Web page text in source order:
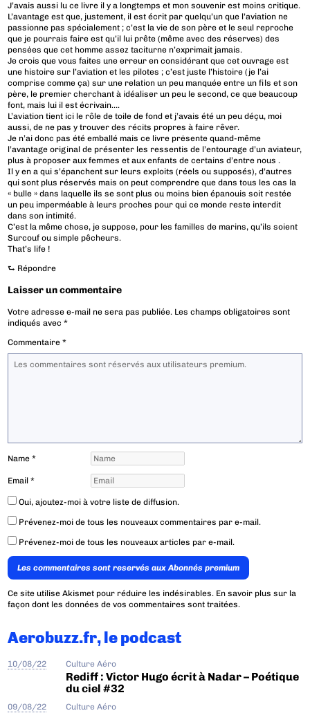
J’avais aussi lu ce livre il y a longtemps et mon souvenir est moins critique.
L’avantage est que, justement, il est écrit par quelqu’un que l’aviation ne
passionne pas spécialement ; c’est la vie de son père et le seul reproche
que je pourrais faire est qu’il lui prête (même avec des réserves) des
pensėes que cet homme assez taciturne n’exprimait jamais.
Je crois que vous faites une erreur en considérant que cet ouvrage est
une histoire sur l’aviation et les pilotes ; c’est juste l’histoire (je l’ai
comprise comme ça) sur une relation un peu manquée entre un fils et son
père, le premier cherchant à idéaliser un peu le second, ce que beaucoup
font, mais lui il est écrivain….
L’aviation tient ici le rôle de toile de fond et j’avais été un peu déçu, moi
aussi, de ne pas y trouver des récits propres à faire rêver.
Je n’ai donc pas été emballé mais ce livre prėsente quand-même
l’avantage original de présenter les ressentis de l’entourage d’un aviateur,
plus à proposer aux femmes et aux enfants de certains d’entre nous .
Il y en a qui s’épanchent sur leurs exploits (réels ou supposés), d’autres
qui sont plus réservés mais on peut comprendre que dans tous les cas la
« bulle » dans laquelle ils se sont plus ou moins bien épanouis soit restée
un peu imperméable à leurs proches pour qui ce monde reste interdit
dans son intimité.
C’est la même chose, je suppose, pour les familles de marins, qu’ils soient
Surcouf ou simple pêcheurs.
That’s life !
⮑ Répondre
Laisser un commentaire
Votre adresse e-mail ne sera pas publiée. Les champs obligatoires sont
indiqués avec*
Commentaire*
Name*
Email*
Oui, ajoutez-moi à votre liste de diffusion.
Prévenez-moi de tous les nouveaux commentaires par e-mail.
Prévenez-moi de tous les nouveaux articles par e-mail.
Les commentaires sont reservés aux Abonnés premium
Ce site utilise Akismet pour réduire les indésirables. En savoir plus sur la
façon dont les données de vos commentaires sont traitées.
Aerobuzz.fr, le podcast
10/08/22 Culture Aéro
Rediff : Victor Hugo écrit à Nadar – Poétique
du ciel #32
09/08/22 Culture Aéro